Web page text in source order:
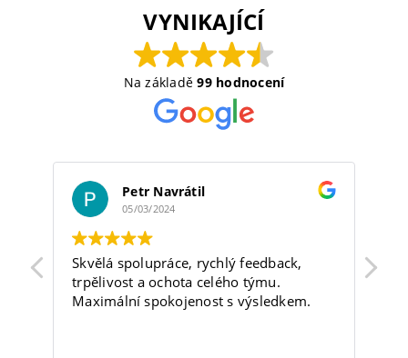
VYNIKAJÍCÍ
Na základě99 hodnocení
Petr Navrátil
05/03/2024
Skvělá spolupráce, rychlý feedback,
trpělivost a ochota celého týmu.
Maximální spokojenost s výsledkem.